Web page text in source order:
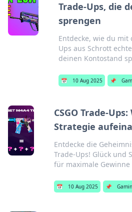
Trade-Ups, die
sprengen
Entdecke, wie du mit
Ups aus Schrott
deinen Kontostand
📅 10 Aug 2025 📌
CSGO Trade-
Strategie
Entdecke die
Trade-Ups! Glück und
für maximale
📅 10 Aug 2025 📌